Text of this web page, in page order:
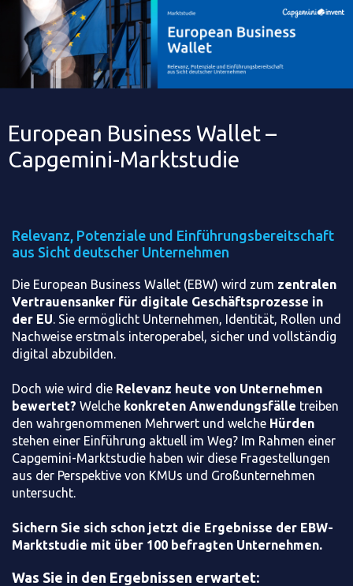
European Business Wallet –
Capgemini-Marktstudie
Relevanz, Potenziale und Einführungsbereitschaft
aus Sicht deutscher Unternehmen
Die European Business Wallet (EBW) wird zum zentralen
Vertrauensanker für digitale Geschäftsprozesse in
der EU. Sie ermöglicht Unternehmen, Identität, Rollen und
Nachweise erstmals interoperabel, sicher und vollständig
digital abzubilden.
Doch wie wird die Relevanz heute von Unternehmen
bewertet? Welche konkreten Anwendungsfälle treiben
den wahrgenommenen Mehrwert und welche Hürden
stehen einer Einführung aktuell im Weg? Im Rahmen einer
Capgemini-Marktstudie haben wir diese Fragestellungen
aus der Perspektive von KMUs und Großunternehmen
untersucht.
Sichern Sie sich schon jetzt die Ergebnisse der EBW-
Marktstudie mit über 100 befragten Unternehmen.
Was Sie in den Ergebnissen erwartet: